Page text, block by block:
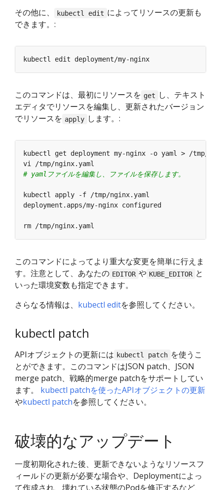
その他に、 kubectl edit によってリソースの更新も
できます。:
このコマンドは、最初にリソースを get
し、テキスト
エディタでリソースを編集し、更新されたバージョン
でリソースを apply します。:
# yamlファイルを編集し、ファイルを保存します。
このコマンドによってより重大な変更を簡単に行えま
す。注意として、あなたの EDITOR や KUBE_EDITOR と
いった環境変数も指定できます。
さらなる情報は、 kubectl editを参照してください。
kubectl patch
APIオブジェクトの更新には kubectl patch を使うこ
とができます。このコマンドはJSON patch、JSON
merge patch、戦略的merge patchをサポートしてい
ます。 kubectl patchを使ったAPIオブジェクトの更新
やkubectl patchを参照してください。
破壊的なアップデート
一度初期化された後、更新できないようなリソースフ
ィールドの更新が必要な場合や、Deploymentによっ
て作成され、壊れている状態のPodを修正するなど、